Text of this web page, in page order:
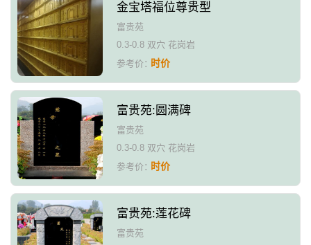
金宝塔福位尊贵型
富贵苑
0.3-0.8 双穴 花岗岩
参考价：时价
富贵苑:圆满碑
富贵苑
0.3-0.8 双穴 花岗岩
参考价：时价
富贵苑:莲花碑
富贵苑